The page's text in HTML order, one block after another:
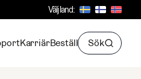
Välj land:
KarriärBeställ Sök